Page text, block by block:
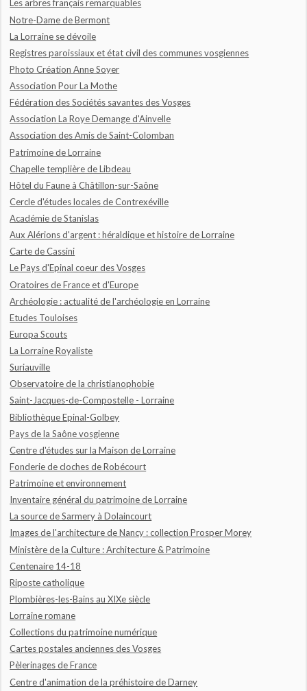
Les arbres français remarquables
Notre-Dame de Bermont
La Lorraine se dévoile
Registres paroissiaux et état civil des communes vosgiennes
Photo Création Anne Soyer
Association Pour La Mothe
Fédération des Sociétés savantes des Vosges
Association La Roye Demange d'Ainvelle
Association des Amis de Saint-Colomban
Patrimoine de Lorraine
Chapelle templière de Libdeau
Hôtel du Faune à Châtillon-sur-Saône
Cercle d'études locales de Contrexéville
Académie de Stanislas
Aux Alérions d'argent : héraldique et histoire de Lorraine
Carte de Cassini
Le Pays d'Epinal coeur des Vosges
Oratoires de France et d'Europe
Archéologie : actualité de l'archéologie en Lorraine
Etudes Touloises
Europa Scouts
La Lorraine Royaliste
Suriauville
Observatoire de la christianophobie
Saint-Jacques-de-Compostelle - Lorraine
Bibliothèque Epinal-Golbey
Pays de la Saône vosgienne
Centre d'études sur la Maison de Lorraine
Fonderie de cloches de Robécourt
Patrimoine et environnement
Inventaire général du patrimoine de Lorraine
La source de Sarmery à Dolaincourt
Images de l'architecture de Nancy : collection Prosper Morey
Ministère de la Culture : Architecture & Patrimoine
Centenaire 14-18
Riposte catholique
Plombières-les-Bains au XIXe siècle
Lorraine romane
Collections du patrimoine numérique
Cartes postales anciennes des Vosges
Pèlerinages de France
Centre d'animation de la préhistoire de Darney